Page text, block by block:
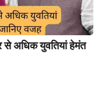
अधिक युवतियां हेमंत